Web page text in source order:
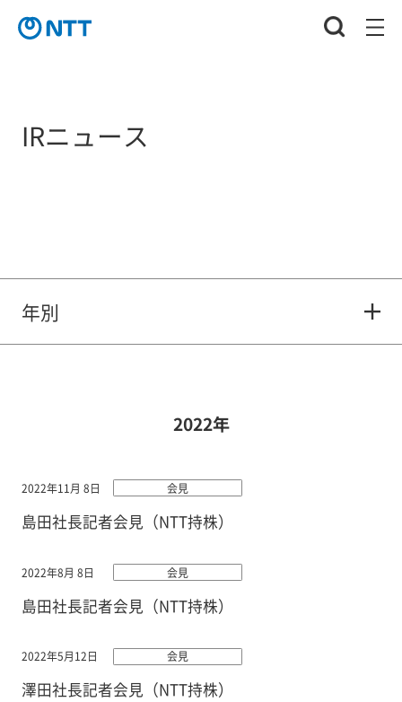
IRニュース
年別
2022年
2022年11月 8日 会見
島田社長記者会見（NTT持株）
2022年8月 8日 会見
島田社長記者会見（NTT持株）
2022年5月12日 会見
澤田社長記者会見（NTT持株）